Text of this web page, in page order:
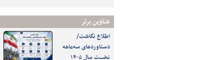
عناوین برتر
اطلاع نگاشت/
دستاوردهای سه‌ماهه
نخست سال ۱۴۰۵